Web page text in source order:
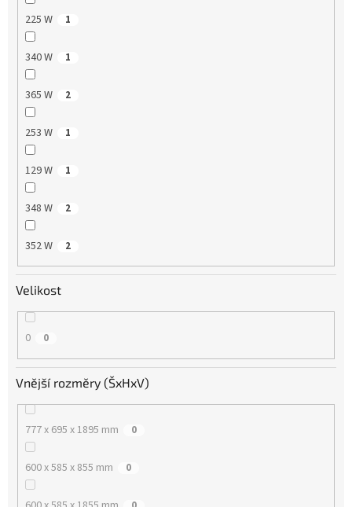
225 W 1
340 W 1
365 W 2
253 W 1
129 W 1
348 W 2
352 W 2
Velikost
0 0
Vnější rozměry (ŠxHxV)
777 x 695 x 1895 mm 0
600 x 585 x 855 mm 0